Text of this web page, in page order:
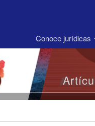
Conoce jurídicas